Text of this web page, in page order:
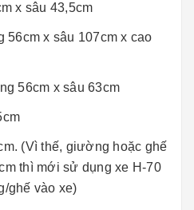
x sâu 43,5cm
56cm x sâu 107cm x cao
56cm x sâu 63cm
(Vì thế, giường hoặc ghế
thì mới sử dụng xe H-70
ghế vào xe)